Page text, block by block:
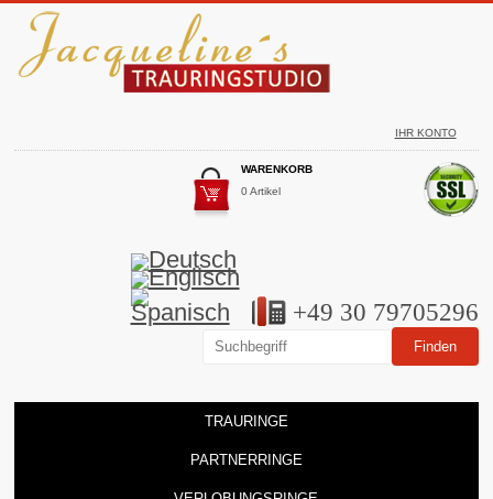
IHR KONTO
WARENKORB
0 Artikel
+49 30 79705296
TRAURINGE
PARTNERRINGE